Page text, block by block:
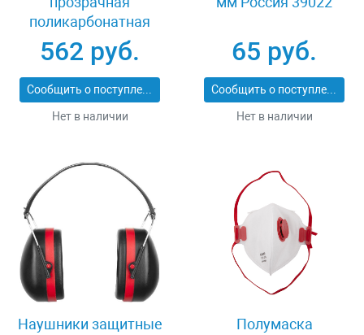
поликарбонатная
монолинза ЗУБР
ЭКСПЕРТ 110310
562 руб.
Сообщить о поступлении
Нет в наличии
65 руб.
Сообщить о поступлении
Нет в наличии
Наушники защитные Полумаска